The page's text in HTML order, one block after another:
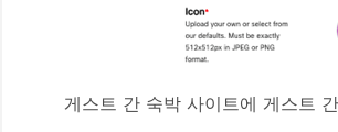
게스트 간 숙박 사이트에 게스트